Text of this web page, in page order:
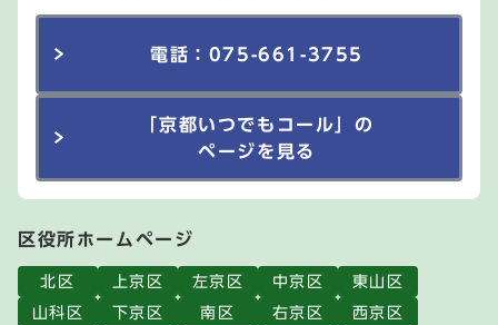
電話：075-661-3755
「京都いつでもコール」の
ページを見る
区役所ホームページ
北区 上京区 左京区 中京区
東山区
山科区
下京区 南区 右京区
西京区